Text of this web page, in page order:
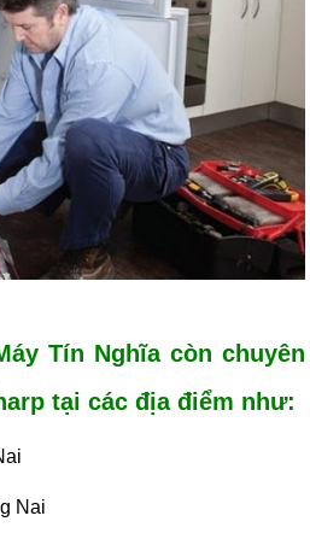
Tín Nghĩa còn chuyên
tại các địa điểm như:
Nai